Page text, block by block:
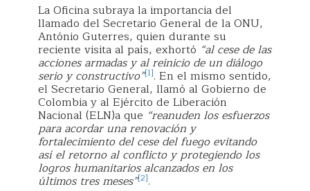
La Oficina subraya la importancia del
llamado del Secretario General de la ONU,
António Guterres, quien durante su
reciente visita al país, exhortó “al cese de las
acciones armadas y al reinicio de un diálogo
serio y constructivo”[1]. En el mismo sentido,
el Secretario General, llamó al Gobierno de
Colombia y al Ejército de Liberación
Nacional (ELN)a que “reanuden los esfuerzos
para acordar una renovación y
fortalecimiento del cese del fuego evitando
así el retorno al conflicto y protegiendo los
logros humanitarios alcanzados en los
últimos tres meses”[2].